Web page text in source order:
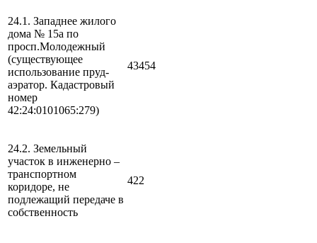
24.1. Западнее жилого
дома № 15а по
просп.Молодежный
(существующее
использование пруд-
аэратор. Кадастровый
номер
42:24:0101065:279)
43454
24.2. Земельный
участок в инженерно –
транспортном
коридоре, не
подлежащий передаче в
собственность
422